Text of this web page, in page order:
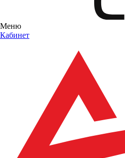
Меню
Кабинет